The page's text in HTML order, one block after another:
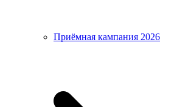
Приёмная кампания 2026